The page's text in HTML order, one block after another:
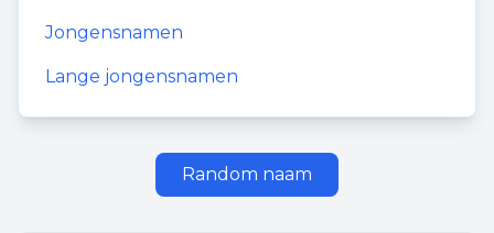
Jongensnamen
Lange jongensnamen
Random naam